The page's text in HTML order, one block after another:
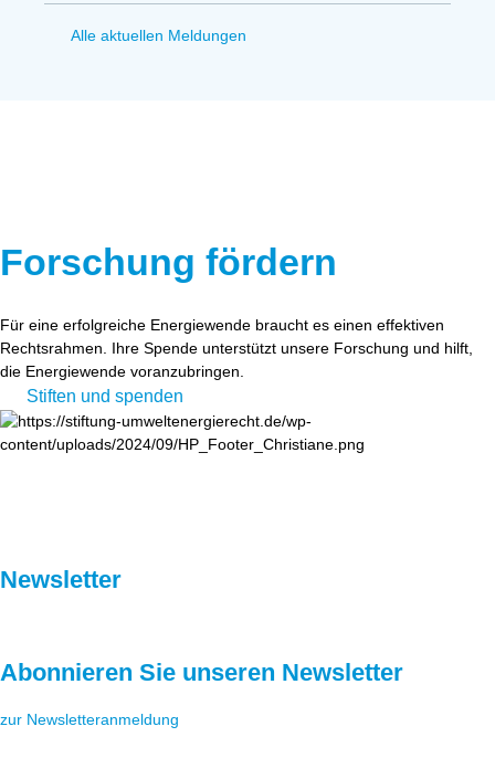
Alle aktuellen Meldungen
Forschung fördern
Für eine erfolgreiche Energiewende braucht es einen effektiven
Rechtsrahmen. Ihre Spende unterstützt unsere Forschung und hilft,
die Energiewende voranzubringen.
Stiften und spenden
Newsletter
Abonnieren Sie unseren Newsletter
zur Newsletteranmeldung